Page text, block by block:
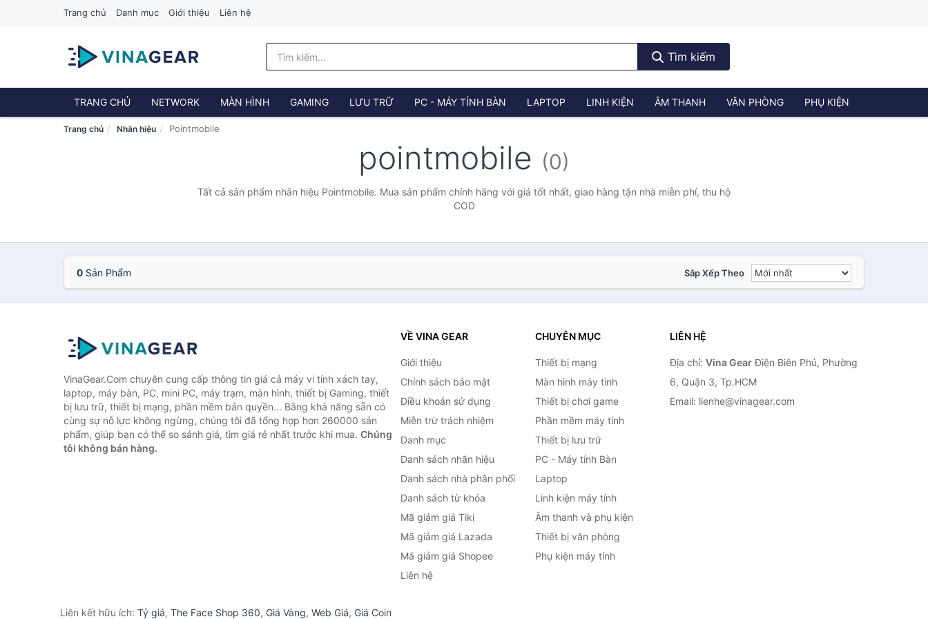
Trang chủ Danh mục Giới thiệu Liên hệ
Tìm kiếm
TRANG CHỦ NETWORK MÀN HÌNH GAMING LƯU TRỮ PC - MÁY TÍNH BÀN LAPTOP LINH KIỆN ÂM THANH VĂN PHÒNG PHỤ KIỆN
Trang chủ Nhãn hiệu Pointmobile
pointmobile (0)
Tất cả sản phẩm nhãn hiệu Pointmobile. Mua sản phẩm chính hãng với giá tốt nhất, giao hàng tận nhà miễn phí, thu hộ
COD
0 Sản Phẩm Sắp Xếp Theo
VinaGear.Com chuyên cung cấp thông tin giá cả máy vi tính xách tay,
laptop, máy bàn, PC, mini PC, máy trạm, màn hình, thiết bị Gaming, thiết
bị lưu trữ, thiết bị mạng, phần mềm bản quyền... Bằng khả năng sẵn có
cùng sự nỗ lực không ngừng, chúng tôi đã tổng hợp hơn 260000 sản
phẩm, giúp bạn có thể so sánh giá, tìm giá rẻ nhất trước khi mua. Chúng
tôi không bán hàng.
VỀ VINA GEAR
Giới thiệu
Chính sách bảo mật
Điều khoản sử dụng
Miễn trừ trách nhiệm
Danh mục
Danh sách nhãn hiệu
Danh sách nhà phân phối
Danh sách từ khóa
Mã giảm giá Tiki
Mã giảm giá Lazada
Mã giảm giá Shopee
Liên hệ
CHUYÊN MỤC
Thiết bị mạng
Màn hình máy tính
Thiết bị chơi game
Phần mềm máy tính
Thiết bị lưu trữ
PC - Máy tính Bàn
Laptop
Linh kiện máy tính
Âm thanh và phụ kiện
Thiết bị văn phòng
Phụ kiện máy tính
LIÊN HỆ
Địa chỉ: Vina GearĐiện Biên Phủ, Phường
6, Quận 3, Tp.HCM
Email: lienhe@vinagear.com
Liên kết hữu ích: Tỷ giá, The Face Shop 360, Giá Vàng, Web Giá, Giá Coin